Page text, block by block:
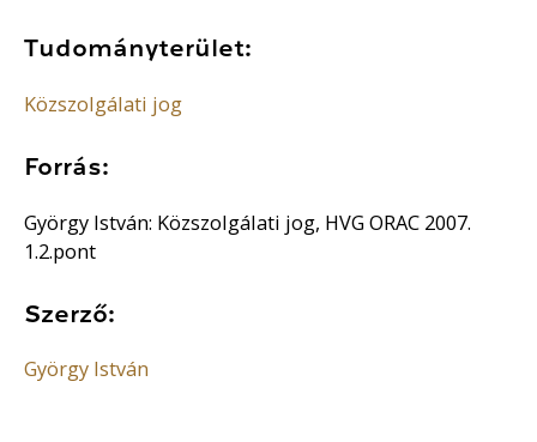
Tudományterület:
Közszolgálati jog
Forrás:
György István: Közszolgálati jog, HVG ORAC 2007.
1.2.pont
Szerző:
György István